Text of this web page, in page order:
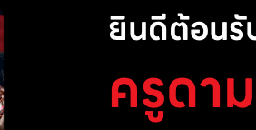
ยินดีต้อนรั
ครูดา